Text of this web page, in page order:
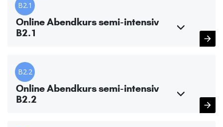
B2.1
Online Abendkurs semi-intensiv
B2.1
B2.2
Online Abendkurs semi-intensiv
B2.2